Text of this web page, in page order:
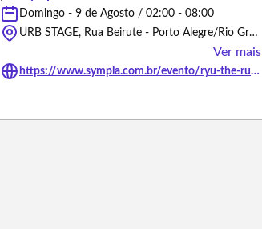
Domingo - 9 de Agosto / 02:00 - 08:00
URB STAGE, Rua Beirute - Porto Alegre/Rio Grande do Sul
Ver mais
https://www.sympla.com.br/evento/ryu-the-runner-adulto-ideial-08-08/3430175